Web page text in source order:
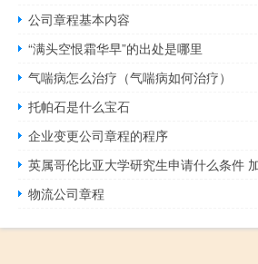
公司章程基本内容
“满头空恨霜华早”的出处是哪里
气喘病怎么治疗（气喘病如何治疗）
托帕石是什么宝石
企业变更公司章程的程序
英属哥伦比亚大学研究生申请什么条件
物流公司章程